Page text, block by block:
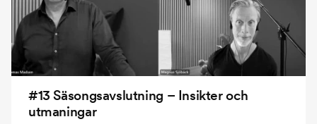
#13 Säsongsavslutning – Insikter och
utmaningar